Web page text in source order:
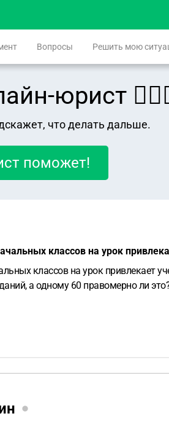
Вопросы Решить мою
юрист
что делать дальше.
поможет!
классов на урок
классов на урок привлекает
а одному 60 правомерно ли